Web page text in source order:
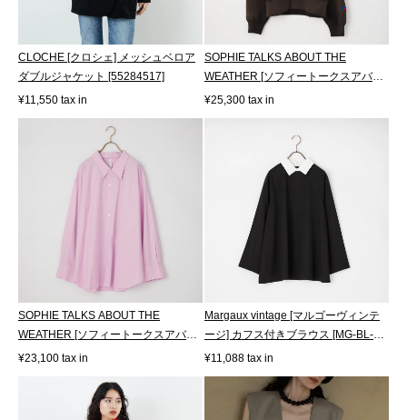
CLOCHE [クロシェ] メッシュベロア
ダブルジャケット [55284517]
¥11,550 tax in
SOPHIE TALKS ABOUT THE
WEATHER [ソフィートークスアバウ
トザウェザー] RU...
¥25,300 tax in
SOPHIE TALKS ABOUT THE
WEATHER [ソフィートークスアバウ
トザウェザー] オ...
¥23,100 tax in
Margaux vintage [マルゴーヴィンテ
ージ] カフス付きブラウス [MG-BL-
26006...
¥11,088 tax in